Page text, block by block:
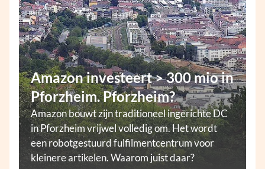
Amazon investeert > 300 mio in
Pforzheim. Pforzheim?
Amazon bouwt zijn traditioneel ingerichte DC
in Pforzheim vrijwel volledig om. Het wordt
een robotgestuurd fulfilmentcentrum voor
kleinere artikelen. Waarom juist daar?